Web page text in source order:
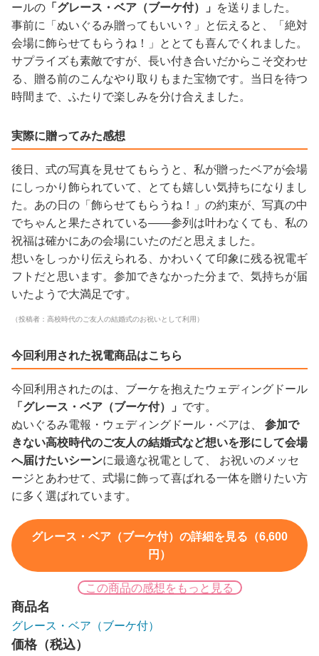
ールの 「グレース・ベア（ブーケ付）」
を送りました。
事前に「ぬいぐるみ贈ってもいい？」と伝えると、「絶対
会場に飾らせてもらうね！」ととても喜んでくれました。
サプライズも素敵ですが、長い付き合いだからこそ交わせ
る、贈る前のこんなやり取りもまた宝物です。当日を待つ
時間まで、ふたりで楽しみを分け合えました。
実際に贈ってみた感想
後日、式の写真を見せてもらうと、私が贈ったベアが会場
にしっかり飾られていて、とても嬉しい気持ちになりまし
た。あの日の「飾らせてもらうね！」の約束が、写真の中
でちゃんと果たされている——参列は叶わなくても、私の
祝福は確かにあの会場にいたのだと思えました。
想いをしっかり伝えられる、かわいくて印象に残る祝電ギ
フトだと思います。参加できなかった分まで、気持ちが届
いたようで大満足です。
（投稿者：高校時代のご友人の結婚式のお祝いとして利用）
今回利用された祝電商品はこちら
今回利用されたのは、ブーケを抱えたウェディングドール
「グレース・ベア（ブーケ付）」 です。
ぬいぐるみ電報・ウェディングドール・ベアは、 参加で
きない高校時代のご友人の結婚式など想いを形にして会場
へ届けたいシーンに最適な祝電として、 お祝いのメッセ
ージとあわせて、式場に飾って喜ばれる一体を贈りたい方
に多く選ばれています。
グレース・ベア（ブーケ付）の詳細を見る（6,600
円）
この商品の感想をもっと見る
商品名
グレース・ベア（ブーケ付）
価格（税込）